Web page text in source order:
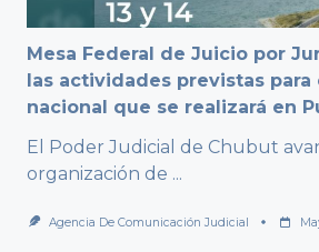
Mesa Federal de Juicio por
las actividades previstas
nacional que se realizará en
El Poder Judicial de Chubut
organización de ...
Agencia De Comunicación Judicial